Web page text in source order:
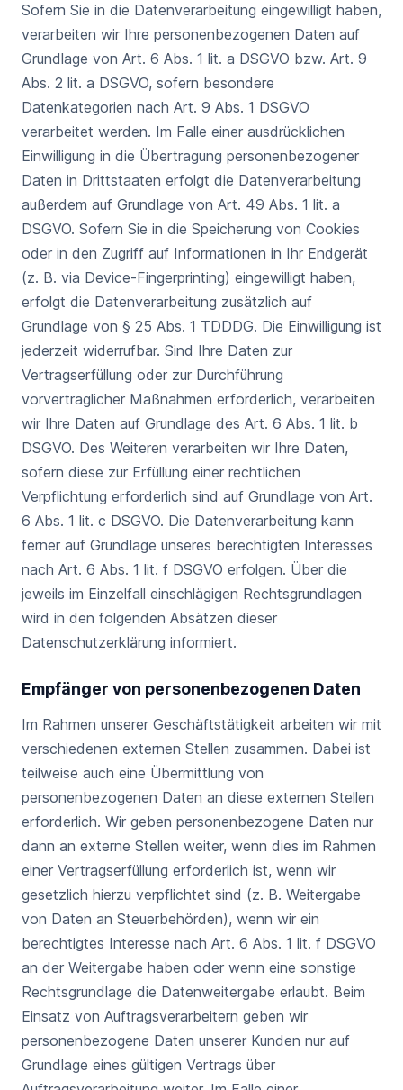
Sofern Sie in die Datenverarbeitung eingewilligt haben,
verarbeiten wir Ihre personenbezogenen Daten auf
Grundlage von Art. 6 Abs. 1 lit. a DSGVO bzw. Art. 9
Abs. 2 lit. a DSGVO, sofern besondere
Datenkategorien nach Art. 9 Abs. 1 DSGVO
verarbeitet werden. Im Falle einer ausdrücklichen
Einwilligung in die Übertragung personenbezogener
Daten in Drittstaaten erfolgt die Datenverarbeitung
außerdem auf Grundlage von Art. 49 Abs. 1 lit. a
DSGVO. Sofern Sie in die Speicherung von Cookies
oder in den Zugriff auf Informationen in Ihr Endgerät
(z. B. via Device-Fingerprinting) eingewilligt haben,
erfolgt die Datenverarbeitung zusätzlich auf
Grundlage von § 25 Abs. 1 TDDDG. Die Einwilligung ist
jederzeit widerrufbar. Sind Ihre Daten zur
Vertragserfüllung oder zur Durchführung
vorvertraglicher Maßnahmen erforderlich, verarbeiten
wir Ihre Daten auf Grundlage des Art. 6 Abs. 1 lit. b
DSGVO. Des Weiteren verarbeiten wir Ihre Daten,
sofern diese zur Erfüllung einer rechtlichen
Verpflichtung erforderlich sind auf Grundlage von Art.
6 Abs. 1 lit. c DSGVO. Die Datenverarbeitung kann
ferner auf Grundlage unseres berechtigten Interesses
nach Art. 6 Abs. 1 lit. f DSGVO erfolgen. Über die
jeweils im Einzelfall einschlägigen Rechtsgrundlagen
wird in den folgenden Absätzen dieser
Datenschutzerklärung informiert.
Empfänger von personenbezogenen Daten
Im Rahmen unserer Geschäftstätigkeit arbeiten wir mit
verschiedenen externen Stellen zusammen. Dabei ist
teilweise auch eine Übermittlung von
personenbezogenen Daten an diese externen Stellen
erforderlich. Wir geben personenbezogene Daten nur
dann an externe Stellen weiter, wenn dies im Rahmen
einer Vertragserfüllung erforderlich ist, wenn wir
gesetzlich hierzu verpflichtet sind (z. B. Weitergabe
von Daten an Steuerbehörden), wenn wir ein
berechtigtes Interesse nach Art. 6 Abs. 1 lit. f DSGVO
an der Weitergabe haben oder wenn eine sonstige
Rechtsgrundlage die Datenweitergabe erlaubt. Beim
Einsatz von Auftragsverarbeitern geben wir
personenbezogene Daten unserer Kunden nur auf
Grundlage eines gültigen Vertrags über